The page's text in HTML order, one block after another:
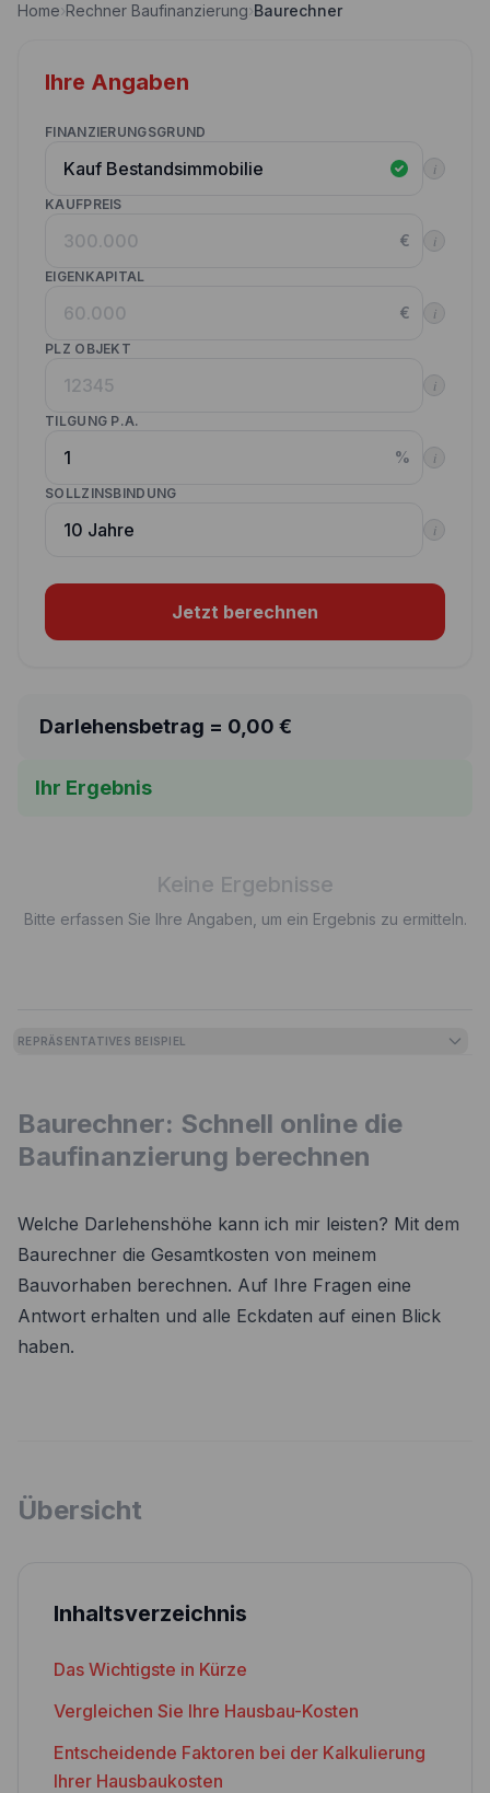
Nebenkostenrechner
Partner werden
Websitetools Baufinanzierung
Unsere Produktpartner
Kontakt
Home›Rechner Baufinanzierung›Baurechner
Ihre Angaben
FINANZIERUNGSGRUND
i
KAUFPREIS
€ i
EIGENKAPITAL
€ i
PLZ OBJEKT
i
TILGUNG P.A.
% i
SOLLZINSBINDUNG
i
Jetzt berechnen
Darlehensbetrag = 0,00 €
Ihr Ergebnis
Keine Ergebnisse
Bitte erfassen Sie Ihre Angaben, um ein Ergebnis zu ermitteln.
REPRÄSENTATIVES BEISPIEL
Baurechner: Schnell online die
Baufinanzierung berechnen
Welche Darlehenshöhe kann ich mir leisten? Mit dem
Baurechner die Gesamtkosten von meinem
Bauvorhaben berechnen. Auf Ihre Fragen eine
Antwort erhalten und alle Eckdaten auf einen Blick
haben.
Übersicht
Inhaltsverzeichnis
Das Wichtigste in Kürze
Vergleichen Sie Ihre Hausbau-Kosten
Entscheidende Faktoren bei der Kalkulierung
Ihrer Hausbaukosten